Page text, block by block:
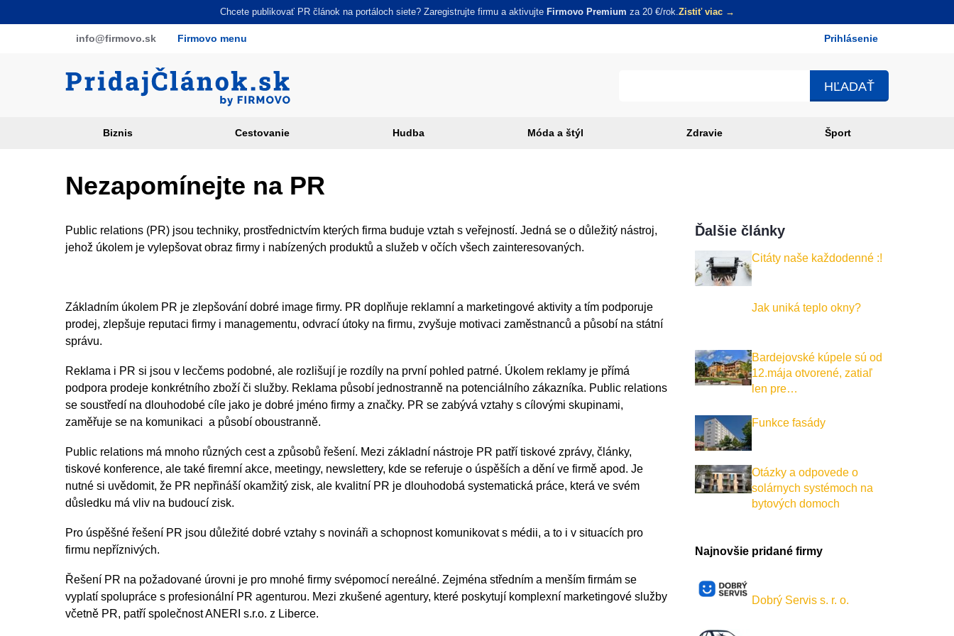
na
Chcete publikovať PR článok na portáloch siete? Zaregistrujte firmu a aktivujte Firmovo Premium za 20 €/rok.Zistiť viac →
info@firmovo.sk Firmovo menu
menu
Prihlásenie
Biznis Cestovanie Hudba Móda a štýl Zdravie Šport
Nezapomínejte na PR
Public relations (PR) jsou techniky, prostřednictvím kterých firma buduje vztah s veřejností. Jedná se o důležitý nástroj,
jehož úkolem je vylepšovat obraz firmy i nabízených produktů a služeb v očích všech zainteresovaných.
Základním úkolem PR je zlepšování dobré image firmy. PR doplňuje reklamní a marketingové aktivity a tím podporuje
prodej, zlepšuje reputaci firmy i managementu, odvrací útoky na firmu, zvyšuje motivaci zaměstnanců a působí na státní
správu.
Reklama i PR si jsou v lecčems podobné, ale rozlišují je rozdíly na první pohled patrné. Úkolem reklamy je přímá
podpora prodeje konkrétního zboží či služby. Reklama působí jednostranně na potenciálního zákazníka. Public relations
se soustředí na dlouhodobé cíle jako je dobré jméno firmy a značky. PR se zabývá vztahy s cílovými skupinami,
zaměřuje se na komunikaci a působí oboustranně.
Public relations má mnoho různých cest a způsobů řešení. Mezi základní nástroje PR patří tiskové zprávy, články,
tiskové konference, ale také firemní akce, meetingy, newslettery, kde se referuje o úspěších a dění ve firmě apod. Je
nutné si uvědomit, že PR nepřináší okamžitý zisk, ale kvalitní PR je dlouhodobá systematická práce, která ve svém
důsledku má vliv na budoucí zisk.
Pro úspěšné řešení PR jsou důležité dobré vztahy s novináři a schopnost komunikovat s médii, a to i v situacích pro
firmu nepříznivých.
Řešení PR na požadované úrovni je pro mnohé firmy svépomocí nereálné. Zejména středním a menším firmám se
vyplatí spolupráce s profesionální PR agenturou. Mezi zkušené agentury, které poskytují komplexní marketingové služby
včetně PR, patří společnost ANERI s.r.o. z Liberce.
Ďalšie články
Citáty naše každodenné :!
Jak uniká teplo okny?
Bardejovské kúpele sú od
12.mája otvorené, zatiaľ
len pre…
Funkce fasády
Otázky a odpovede o
solárnych systémoch na
bytových domoch
Najnovšie pridané firmy
Dobrý Servis s. r. o.